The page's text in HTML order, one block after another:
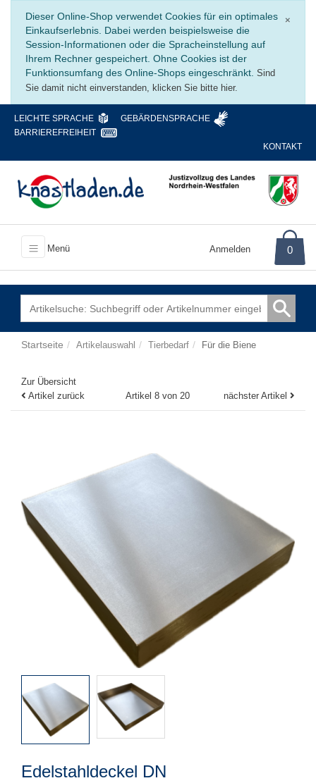
×
Dieser Online-Shop verwendet Cookies für ein optimales
Einkaufserlebnis. Dabei werden beispielsweise die
Session-Informationen oder die Spracheinstellung auf
Ihrem Rechner gespeichert. Ohne Cookies ist der
Funktionsumfang des Online-Shops eingeschränkt. Sind
Sie damit nicht einverstanden, klicken Sie bitte hier.
LEICHTE SPRACHE
GEBÄRDENSPRACHE
BARRIEREFREIHEIT
KONTAKT
Menü Anmelden 0
Startseite Artikelauswahl Tierbedarf Für die Biene
Zur Übersicht
Artikel zurück
Artikel 8 von 20 nächster Artikel
Edelstahldeckel DN